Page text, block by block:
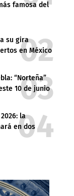
famosa del
su gira
en México
“Norteña”
10 de junio
la
en dos